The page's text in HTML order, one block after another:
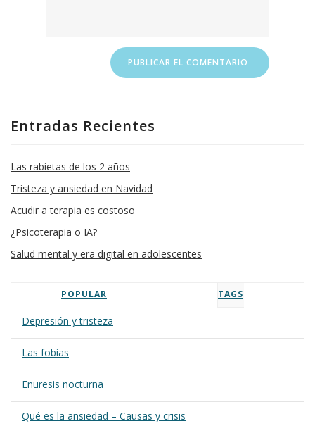
Entradas Recientes
Las rabietas de los 2 años
Tristeza y ansiedad en Navidad
Acudir a terapia es costoso
¿Psicoterapia o IA?
Salud mental y era digital en adolescentes
POPULAR TAGS
Depresión y tristeza
Las fobias
Enuresis nocturna
Qué es la ansiedad – Causas y crisis